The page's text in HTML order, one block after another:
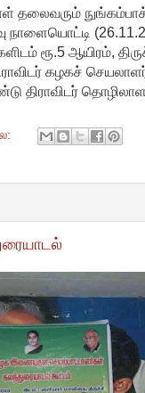
ரூ.5 ஆயிரம்,
கழகச் செயலாளர்
தொழிலாளர்